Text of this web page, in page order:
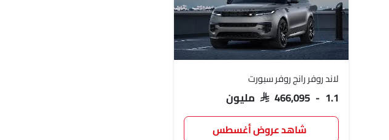
لاند روفر رانج روفر سبورت
SAR 466,095 - 1.1 مليون
شاهد عروض أغسطس